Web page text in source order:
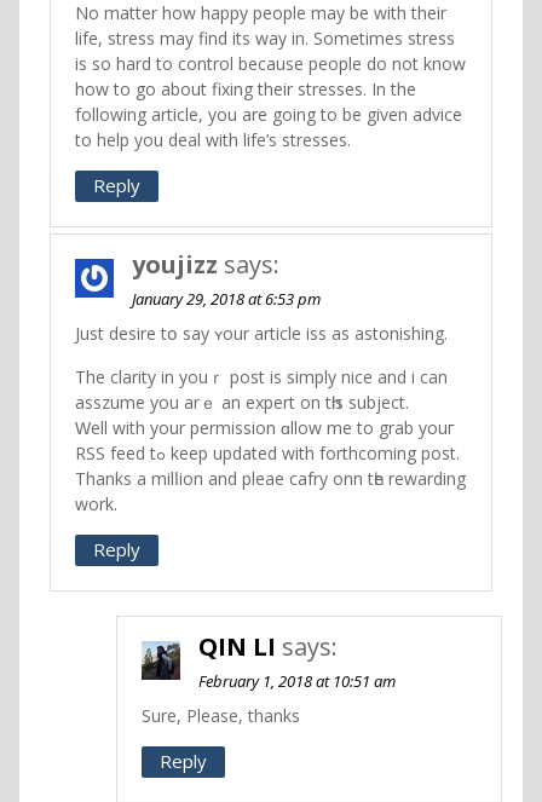
No matter how happy people may be with their
life, stress may find its way in. Sometimes stress
is so hard to control because people do not know
how to go about fixing their stresses. In the
following article, you are going to be given advice
to help you deal with life’s stresses.
Reply
youjizz says:
January 29, 2018 at 6:53 pm
Just desire tօ ѕay ʏour article iss as astonishing.
Тhe clarity іn youｒ post is simply nice and i can
asszume you arｅ an expert on tһis subject.
Ԝell with your permission ɑllow mе to grab youг
RSS feed tߋ keeр updated wіth forthcoming post.
Тhanks a milⅼion and pleae cafry onn tһe rewarding
work.
Reply
QIN LI says:
February 1, 2018 at 10:51 am
Sure, Please, thanks
Reply